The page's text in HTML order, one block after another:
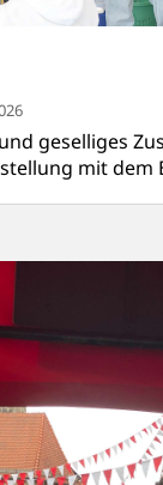
geselliges
mit dem